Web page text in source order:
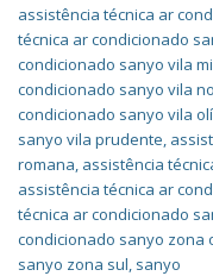
assistência técnica ar
técnica ar condicionado
condicionado sanyo vila
condicionado sanyo vila
condicionado sanyo vila
sanyo vila prudente,
romana, assistência
assistência técnica ar
técnica ar condicionado
condicionado sanyo zona
sanyo zona sul, sanyo